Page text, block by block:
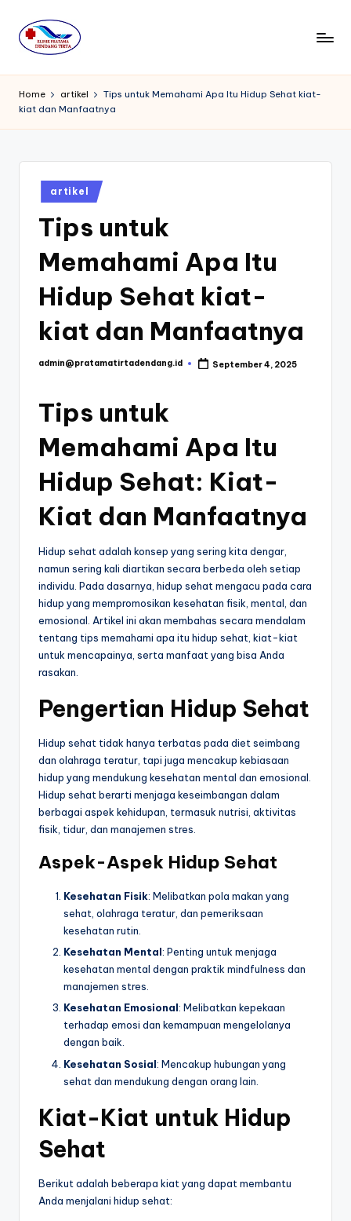
Skip
li
ni
P
Home artikel
Tips untuk Memahami Apa Itu Hidup Sehat kiat-
kiat dan Manfaatnya
Posted
in
artikel
Tips untuk
Memahami Apa Itu
Hidup Sehat kiat-
kiat dan Manfaatnya
Posted
admin@pratamatirtadendang.id September 4, 2025
Tips untuk
Memahami Apa Itu
Hidup Sehat: Kiat-
Kiat dan Manfaatnya
Hidup sehat adalah konsep yang sering kita dengar,
namun sering kali diartikan secara berbeda oleh setiap
individu. Pada dasarnya, hidup sehat mengacu pada cara
hidup yang mempromosikan kesehatan fisik, mental, dan
emosional. Artikel ini akan membahas secara mendalam
tentang tips memahami apa itu hidup sehat, kiat-kiat
untuk mencapainya, serta manfaat yang bisa Anda
rasakan.
Pengertian Hidup Sehat
Hidup sehat tidak hanya terbatas pada diet seimbang
dan olahraga teratur, tapi juga mencakup kebiasaan
hidup yang mendukung kesehatan mental dan emosional.
Hidup sehat berarti menjaga keseimbangan dalam
berbagai aspek kehidupan, termasuk nutrisi, aktivitas
fisik, tidur, dan manajemen stres.
Aspek-Aspek Hidup Sehat
Kesehatan Fisik: Melibatkan pola makan yang
sehat, olahraga teratur, dan pemeriksaan
kesehatan rutin.
Kesehatan Mental: Penting untuk menjaga
kesehatan mental dengan praktik mindfulness dan
manajemen stres.
Kesehatan Emosional: Melibatkan kepekaan
terhadap emosi dan kemampuan mengelolanya
dengan baik.
Kesehatan Sosial: Mencakup hubungan yang
sehat dan mendukung dengan orang lain.
Kiat-Kiat untuk Hidup
Sehat
Berikut adalah beberapa kiat yang dapat membantu
Anda menjalani hidup sehat: